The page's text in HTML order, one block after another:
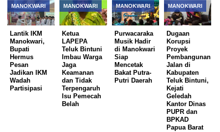
MANOKWARI
Lantik IKM
Manokwari,
Bupati
Hermus
Pesan
Jadikan IKM
Wadah
Partisipasi
MANOKWARI
Ketua
LAPEPA
Teluk Bintuni
Imbau Warga
Jaga
Keamanan
dan Tidak
Terpengaruh
Isu Pemecah
Belah
MANOKWARI
Purwacaraka
Musik Hadir
di Manokwari
Siap
Mencetak
Bakat Putra-
Putri Daerah
MANOKWARI
Dugaan
Korupsi
Proyek
Pembangunan
Jalan di
Kabupaten
Teluk Bintuni,
Kejati
Geledah
Kantor Dinas
PUPR dan
BPKAD
Papua Barat